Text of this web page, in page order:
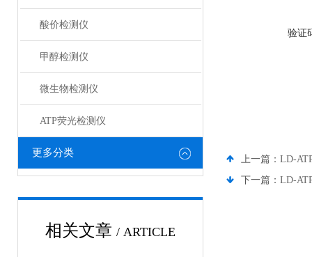
酸价检测仪
甲醇检测仪
微生物检测仪
ATP荧光检测仪
更多分类
相关文章 / ARTICLE
验证
上一篇： LD-
下一篇： LD-